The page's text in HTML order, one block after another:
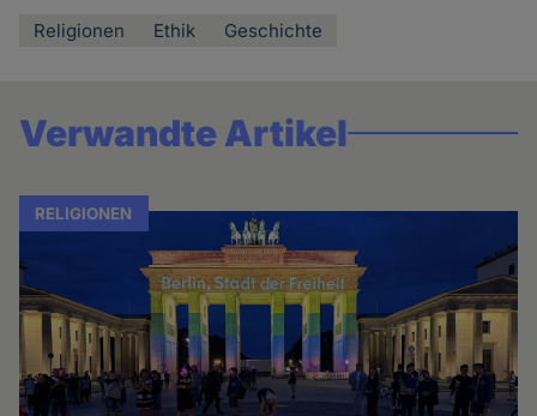
Religionen Ethik Geschichte
Verwandte Artikel
RELIGIONEN